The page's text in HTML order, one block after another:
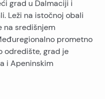
grad u Dalmaciji i
Leži na istočnoj obali
na središnjem
prometno
odredište, grad je
i Apeninskim